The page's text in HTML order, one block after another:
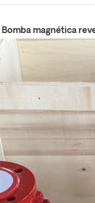
Bomba magnética